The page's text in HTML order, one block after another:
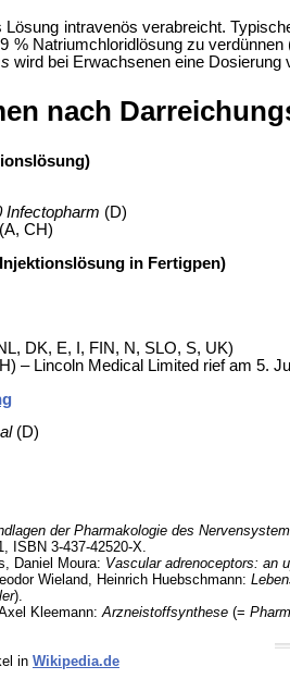
Lösung intravenös verabreicht.
% Natriumchloridlösung zu
wird bei Erwachsenen eine Dosierung
nach
Infectopharm (D)
CH)
in Fertigpen)
DK, E, I, FIN, N, SLO, S, UK)
– Lincoln Medical Limited rief am 5.
(D)
der Pharmakologie des
ISBN 3-437-42520-X.
Daniel Moura: Vascular adrenoceptors: an
Wieland, Heinrich Huebschmann:
).
Kleemann:Arzneistoffsynthese(=
in Wikipedia.de